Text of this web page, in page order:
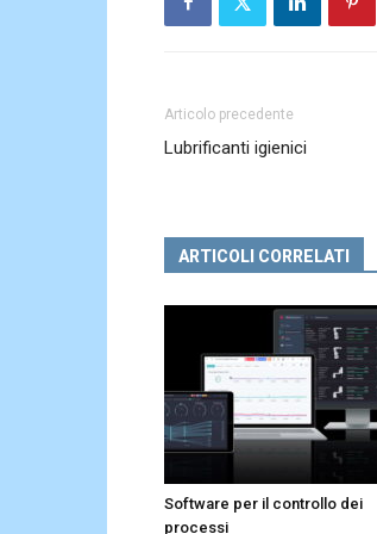
Articolo precedente
Lubrificanti igienici
ARTICOLI CORRELATI
Software per il controllo dei
processi